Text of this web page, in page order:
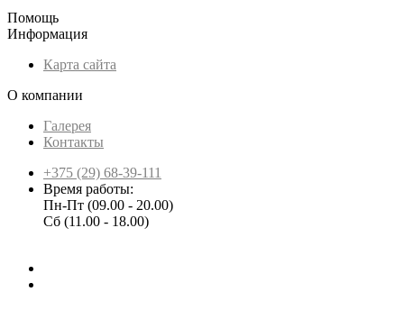
Помощь
Информация
Карта сайта
О компании
Галерея
Контакты
+375 (29) 68-39-111
Время работы:
Пн-Пт (09.00 - 20.00)
Сб (11.00 - 18.00)